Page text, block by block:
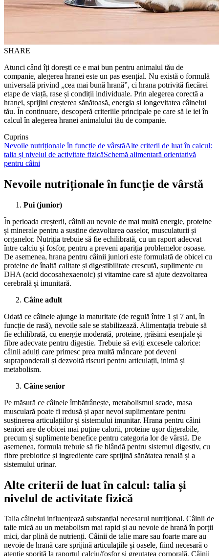
SHARE
Atunci când îți dorești ce e mai bun pentru animalul tău de
companie, alegerea hranei este un pas esențial. Nu există o formulă
universală privind „cea mai bună hrană”, ci hrana potrivită fiecărei
etape de viață, rase și condiții individuale. Prin alegerea corectă a
hranei, sprijini creșterea sănătoasă, energia și longevitatea câinelui
tău. În continuare, descoperă criteriile principale pe care să le iei în
calcul în alegerea hranei animalului tău de companie.
Cuprins
Nevoile nutriționale în funcție de vârstăAlte criterii de luat în calcul:
talia și nivelul de activitate fizicăSchemă alimentară orientativă
pentru câini
Nevoile nutriționale în funcție de vârstă
Pui (junior)
În perioada creșterii, câinii au nevoie de mai multă energie, proteine
și minerale pentru a susține dezvoltarea oaselor, musculaturii și
organelor. Nutriția trebuie să fie echilibrată, cu un raport adecvat
între calciu și fosfor, pentru a preveni apariția problemelor osoase.
De asemenea, hrana pentru câinii juniori este formulată de obicei cu
proteine de înaltă calitate și digestibilitate crescută, suplimente cu
DHA (acid docosahexaenoic) și vitamine care să ajute dezvoltarea
cerebrală și imunitară.
Câine adult
Odată ce câinele ajunge la maturitate (de regulă între 1 și 7 ani, în
funcție de rasă), nevoile sale se stabilizează. Alimentația trebuie să
fie echilibrată, cu energie moderată, proteine, grăsimi esențiale și
fibre adecvate pentru digestie. Trebuie să eviți excesele calorice:
câinii adulți care primesc prea multă mâncare pot deveni
supraponderali și dezvoltă riscuri pentru articulații, inimă și
metabolism.
Câine senior
Pe măsură ce câinele îmbătrânește, metabolismul scade, masa
musculară poate fi redusă și apar nevoi suplimentare pentru
susținerea articulațiilor și sistemului imunitar. Hrana pentru câini
seniori are de obicei mai puține calorii, proteine ușor digerabile,
precum și suplimente benefice pentru categoria lor de vârstă. De
asemenea, formula trebuie să fie blândă pentru sistemul digestiv, cu
fibre prebiotice și ingrediente care sprijină sănătatea renală și a
sistemului urinar.
Alte criterii de luat în calcul: talia și
nivelul de activitate fizică
Talia câinelui influențează substanțial necesarul nutrițional. Câinii de
talie mică au un metabolism mai rapid și au nevoie de hrană în porții
mici, dar plină de nutrienți. Câinii de talie mare sau foarte mare au
nevoie de hrană care sprijină articulațiile și oasele, fiind necesară o
atenție sporită la raportul calciu/fosfor și greutatea corporală. Câinii